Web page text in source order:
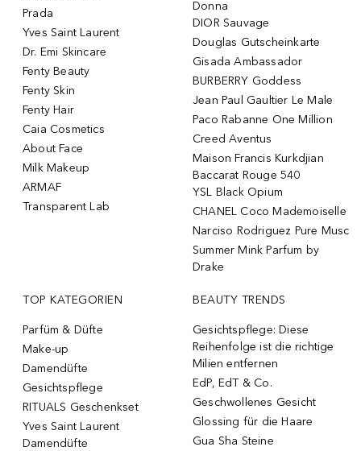
Prada
Yves Saint Laurent
Dr. Emi Skincare
Fenty Beauty
Fenty Skin
Fenty Hair
Caia Cosmetics
About Face
Milk Makeup
ARMAF
Transparent Lab
Donna
DIOR Sauvage
Douglas Gutscheinkarte
Gisada Ambassador
BURBERRY Goddess
Jean Paul Gaultier Le Male
Paco Rabanne One Million
Creed Aventus
Maison Francis Kurkdjian
Baccarat Rouge 540
YSL Black Opium
CHANEL Coco Mademoiselle
Narciso Rodriguez Pure Musc
Summer Mink Parfum by
Drake
TOP KATEGORIEN
Parfüm & Düfte
Make-up
Damendüfte
Gesichtspflege
RITUALS Geschenkset
Yves Saint Laurent
Damendüfte
BEAUTY TRENDS
Gesichtspflege: Diese
Reihenfolge ist die richtige
Milien entfernen
EdP, EdT & Co.
Geschwollenes Gesicht
Glossing für die Haare
Gua Sha Steine